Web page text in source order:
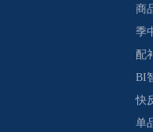
商
季
配
BI
快
单